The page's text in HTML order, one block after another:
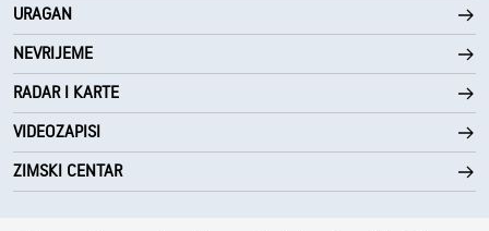
URAGAN
NEVRIJEME
RADAR I KARTE
VIDEOZAPISI
ZIMSKI CENTAR